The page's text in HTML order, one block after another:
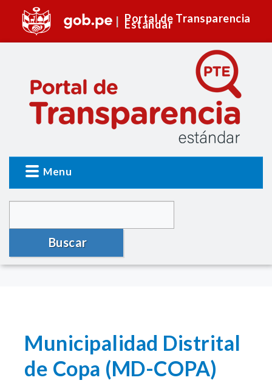
Portal de Transparencia
Estándar
Menu
Buscar
Municipalidad Distrital
de Copa (MD-COPA)